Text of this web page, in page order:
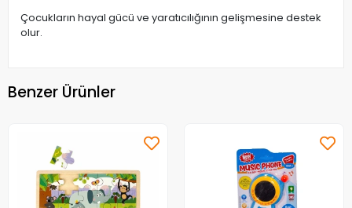
Çocukların hayal gücü ve yaratıcılığının gelişmesine destek
olur.
Benzer Ürünler